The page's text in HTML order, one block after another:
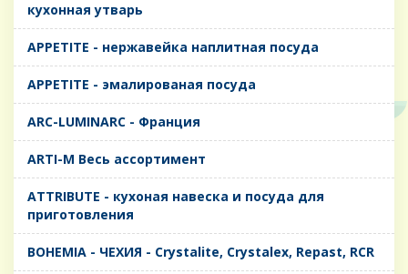
кухонная утварь
APPETITE - нержавейка наплитная посуда
APPETITE - эмалированая посуда
ARC-LUMINARC - Франция
ARTI-M Весь ассортимент
ATTRIBUTE - кухоная навеска и посуда для
приготовления
BOHEMIA - ЧЕХИЯ - Crystalite, Crystalex, Repast, RCR